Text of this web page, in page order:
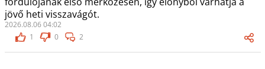
jövő heti visszavágót.
2026.08.06 04:02
1
0 2